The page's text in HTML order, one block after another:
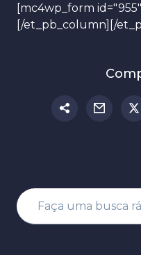
[mc4wp_form
[/et_pb_column][/